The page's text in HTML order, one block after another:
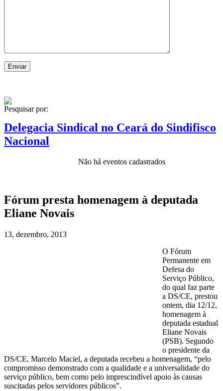
Pesquisar por:
Delegacia Sindical no Ceará do Sindifisco
Nacional
Estudos Técnicos
Ficha Cadastral
Jurídico
Cinemateca
Links recomendados
Não há eventos cadastrados
Fórum presta homenagem à deputada
Eliane Novais
13, dezembro, 2013
O Fórum
Permanente em
Defesa do
Serviço Público,
do qual faz parte
a DS/CE, prestou
ontem, dia 12/12,
homenagem à
deputada estadual
Eliane Novais
(PSB). Segundo
o presidente da
DS/CE, Marcelo Maciel, a deputada recebeu a homenagem, “pelo
compromisso demonstrado com a qualidade e a universalidade do
serviço público, bem como pelo imprescindível apoio às causas
suscitadas pelos servidores públicos”.